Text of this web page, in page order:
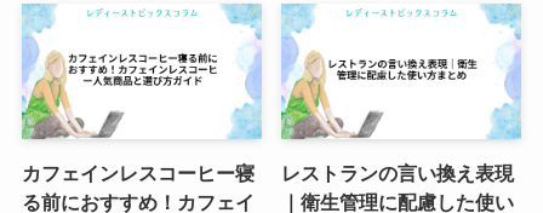
カフェインレスコーヒー寝
る前におすすめ！カフェイ
レストランの言い換え表現
｜衛生管理に配慮した使い